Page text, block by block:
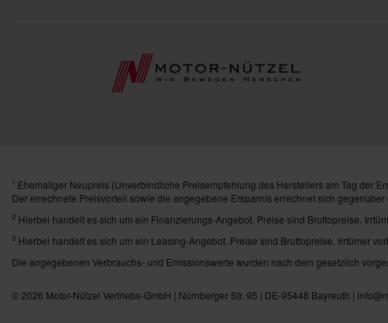
1 Ehemaliger Neupreis (Unverbindliche Preisempfehlung des Herstellers am Tag der
Der errechnete Preisvorteil sowie die angegebene Ersparnis errechnet sich
2 Hierbei handelt es sich um ein Finanzierungs-Angebot. Preise sind Bruttopreise.
3 Hierbei handelt es sich um ein Leasing-Angebot. Preise sind Bruttopreise. Irrtümer
Die angegebenen Verbrauchs- und Emissionswerte wurden nach dem gesetzlich
© 2026 Motor-Nützel Vertriebs-GmbH | Nürnberger Str. 95 | DE-95448 Bayreuth |